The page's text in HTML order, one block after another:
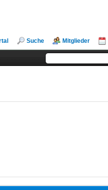
Suche Mitglieder